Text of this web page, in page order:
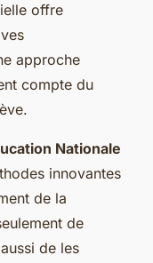
offre
approche
compte du
Nationale
innovantes
de la
de
de les